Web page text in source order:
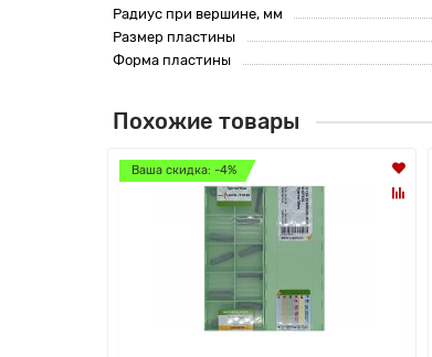
Радиус при вершине, мм
Размер пластины
Форма пластины
Похожие товары
Ваша скидка: -4%